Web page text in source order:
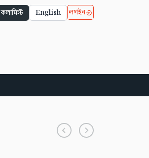
কলামিস্ট English লগইন